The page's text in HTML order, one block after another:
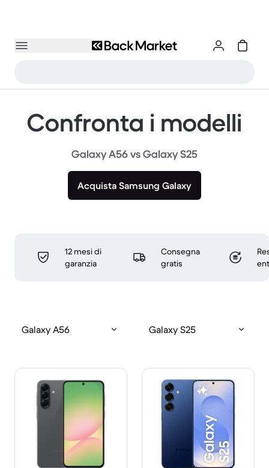
Confronta i modelli
Galaxy A56 vs Galaxy S25
Acquista Samsung Galaxy
12 mesi di
garanzia
Consegna
gratis
Galaxy A56 Galaxy S25